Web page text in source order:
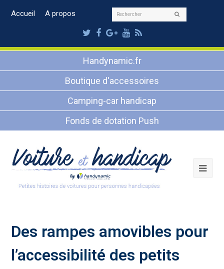
Accueil A propos Rechercher
Twitter
Facebook
Google
Plus
Youtube
RSS
Handynamic.fr
Boutique d'accessoires
Camping-car handicap
Fonds de dotation Push
Des rampes amovibles pour
l’accessibilité des petits